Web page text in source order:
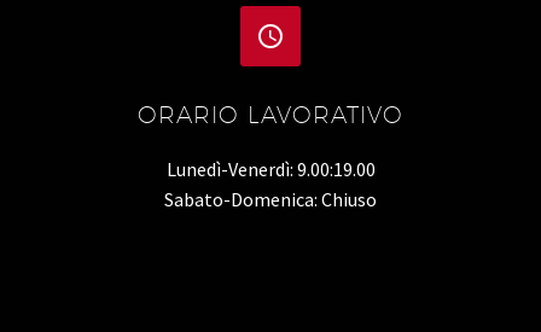


ORARIO LAVORATIVO
Lunedì-Venerdì: 9.00:19.00
Sabato-Domenica: Chiuso